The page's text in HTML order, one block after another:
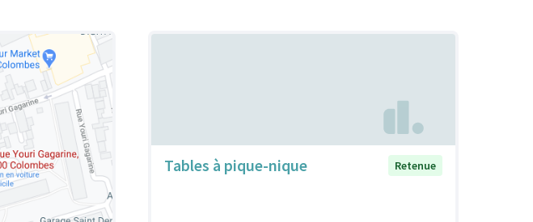
Tables à pique-nique Retenue